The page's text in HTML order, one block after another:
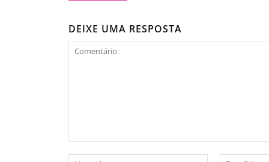
DEIXE UMA RESPOSTA
Nome:*